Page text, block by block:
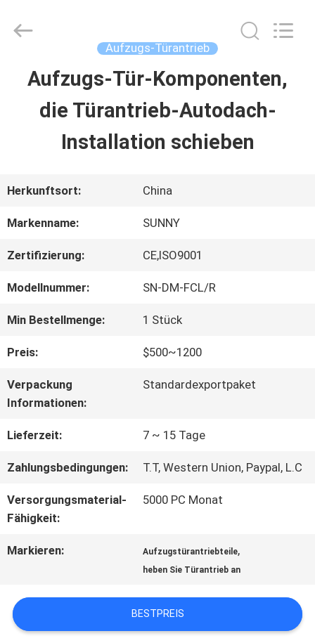
HAUS
PRODUKTE
VIDEOS
FABRIK-
AUSFLUG
QUALITÄTSKONTROLLE
TRETEN
MIT
UNS
VERBINDUNG
SUNNY
Aufzugs-Türantrieb
Aufzugs-Tür-Komponenten,
die Türantrieb-Autodach-
Installation schieben
Herkunftsort: China
Markenname: SUNNY
Zertifizierung: CE,ISO9001
Modellnummer: SN-DM-FCL/R
Min Bestellmenge: 1 Stück
Preis: $500~1200
Verpackung
Informationen:
Standardexportpaket
Lieferzeit: 7 ~ 15 Tage
Zahlungsbedingungen: T.T, Western Union, Paypal, L.C
Versorgungsmaterial-
Fähigkeit:
5000 PC Monat
Markieren: Aufzugstürantriebteile,
heben Sie Türantrieb an
BESTPREIS